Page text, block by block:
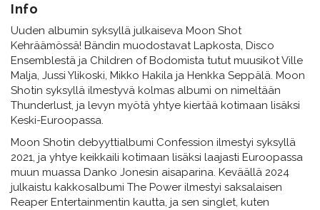
Info
Uuden albumin syksyllä julkaiseva Moon Shot
Kehräämössä! Bändin muodostavat Lapkosta, Disco
Ensemblestä ja Children of Bodomista tutut muusikot Ville
Malja, Jussi Ylikoski, Mikko Hakila ja Henkka Seppälä. Moon
Shotin syksyllä ilmestyvä kolmas albumi on nimeltään
Thunderlust, ja levyn myötä yhtye kiertää kotimaan lisäksi
Keski-Euroopassa.
Moon Shotin debyyttialbumi Confession ilmestyi syksyllä
2021, ja yhtye keikkaili kotimaan lisäksi laajasti Euroopassa
muun muassa Danko Jonesin aisaparina. Keväällä 2024
julkaistu kakkosalbumi The Power ilmestyi saksalaisen
Reaper Entertainmentin kautta, ja sen singlet, kuten